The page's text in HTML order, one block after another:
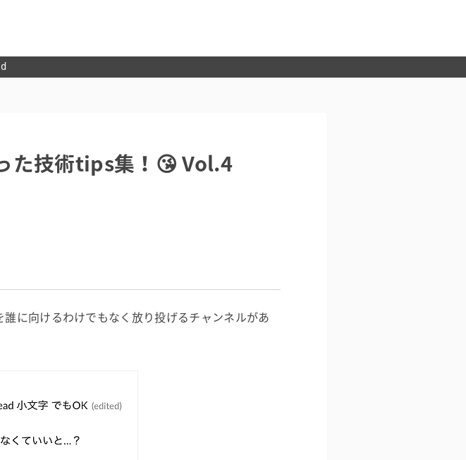
た技術tips集！😘 Vol.4
に向けるわけでもなく放り投げるチャンネルがあ